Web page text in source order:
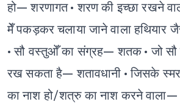
हो— शरणागत • शरण की इच्छा रखने
मेँ पकड़कर चलाया जाने वाला हथियार
• सौ वस्तुओँ का संग्रह— शतक • जो
रख सकता है— शतावधानी • जिसके
का नाश हो/शत्रु का नाश करने